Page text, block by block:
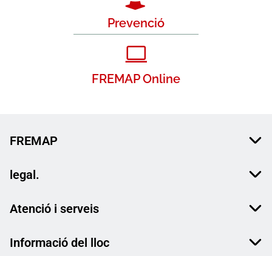
Prevenció
FREMAP Online
FREMAP
legal.
Atenció i serveis
Informació del lloc